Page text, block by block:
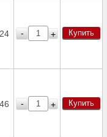
- + Купить
- + Купить